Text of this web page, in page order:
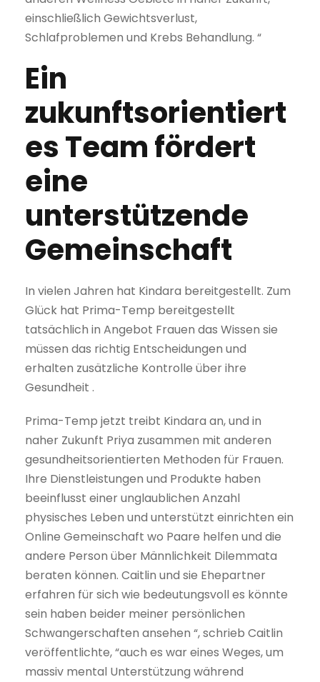
einschließlich Gewichtsverlust,
Schlafproblemen und Krebs Behandlung. “
Ein
zukunftsorientiert
es Team fördert
eine
unterstützende
Gemeinschaft
In vielen Jahren hat Kindara bereitgestellt. Zum
Glück hat Prima-Temp bereitgestellt
tatsächlich in Angebot Frauen das Wissen sie
müssen das richtig Entscheidungen und
erhalten zusätzliche Kontrolle über ihre
Gesundheit .
Prima-Temp jetzt treibt Kindara an, und in
naher Zukunft Priya zusammen mit anderen
gesundheitsorientierten Methoden für Frauen.
Ihre Dienstleistungen und Produkte haben
beeinflusst einer unglaublichen Anzahl
physisches Leben und unterstützt einrichten ein
Online Gemeinschaft wo Paare helfen und die
andere Person über Männlichkeit Dilemmata
beraten können. Caitlin und sie Ehepartner
erfahren für sich wie bedeutungsvoll es könnte
sein haben beider meiner persönlichen
Schwangerschaften ansehen “, schrieb Caitlin
veröffentlichte, “auch es war eines Weges, um
massiv mental Unterstützung während